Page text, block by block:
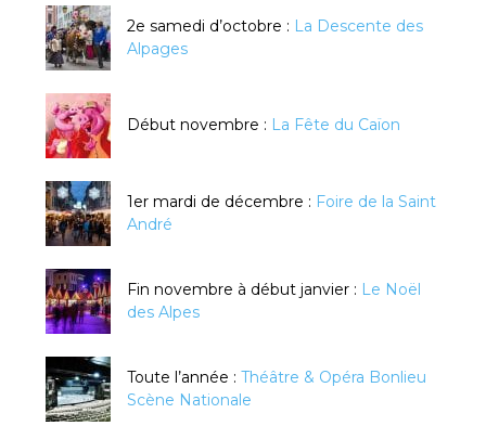
2e samedi d’octobre : La Descente des
Alpages
Début novembre : La Fête du Caïon
1er mardi de décembre : Foire de la Saint
André
Fin novembre à début janvier : Le Noël
des Alpes
Toute l’année : Théâtre & Opéra Bonlieu
Scène Nationale